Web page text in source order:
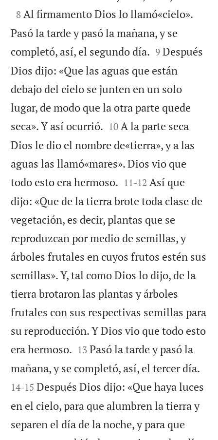

8 Al firmamento Dios lo llamó«cielo».
Pasó la tarde y pasó la mañana, y se
completó, así, el segundo día. 

9 Después
Dios dijo: «Que las aguas que están
debajo del cielo se junten en un solo
lugar, de modo que la otra parte quede
seca». Y así ocurrió. 

10 A la parte seca
Dios le dio el nombre de«tierra», y a las
aguas las llamó«mares». Dios vio que
todo esto era hermoso. 

11-12 Así que
dijo: «Que de la tierra brote toda clase de
vegetación, es decir, plantas que se
reproduzcan por medio de semillas, y
árboles frutales en cuyos frutos estén sus
semillas». Y, tal como Dios lo dijo, de la
tierra brotaron las plantas y árboles
frutales con sus respectivas semillas para
su reproducción. Y Dios vio que todo esto
era hermoso. 

13 Pasó la tarde y pasó la
mañana, y se completó, así, el tercer día.
14-15 Después Dios dijo: «Que haya luces
en el cielo, para que alumbren la tierra y
separen el día de la noche, y para que